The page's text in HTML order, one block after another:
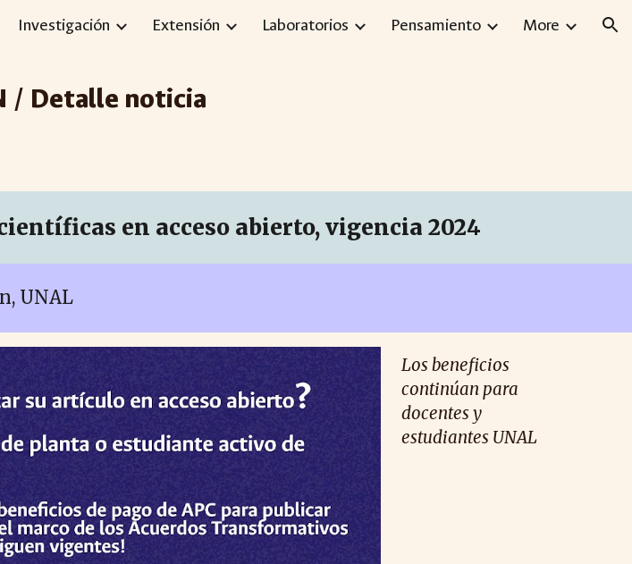
Skip to navigation
Investigación Extensión Laboratorios Pensamiento More
/ Detalle noticia
en acceso abierto, vigencia 2024
UNAL
Los beneficios
continúan para
docentes y
estudiantes UNAL